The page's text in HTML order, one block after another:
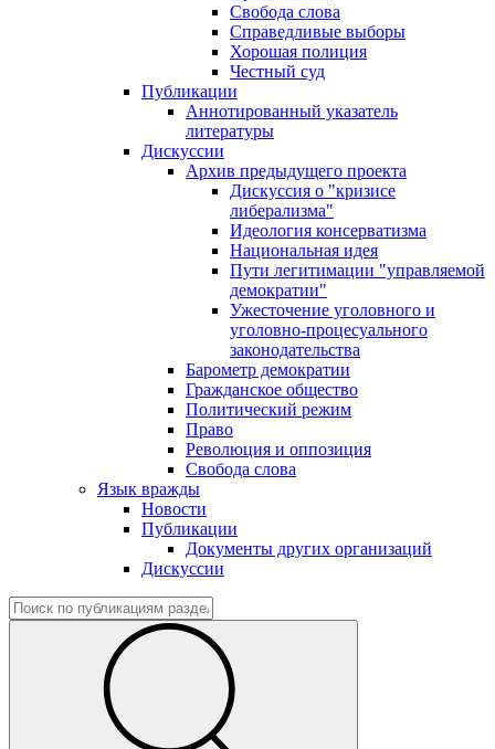
Свобода слова
Справедливые выборы
Хорошая полиция
Честный суд
Публикации
Аннотированный указатель
литературы
Дискуссии
Архив предыдущего проекта
Дискуссия о "кризисе
либерализма"
Идеология консерватизма
Национальная идея
Пути легитимации "управляемой
демократии"
Ужесточение уголовного и
уголовно-процесуального
законодательства
Барометр демократии
Гражданское общество
Политический режим
Право
Революция и оппозиция
Свобода слова
Язык вражды
Новости
Публикации
Документы других организаций
Дискуссии